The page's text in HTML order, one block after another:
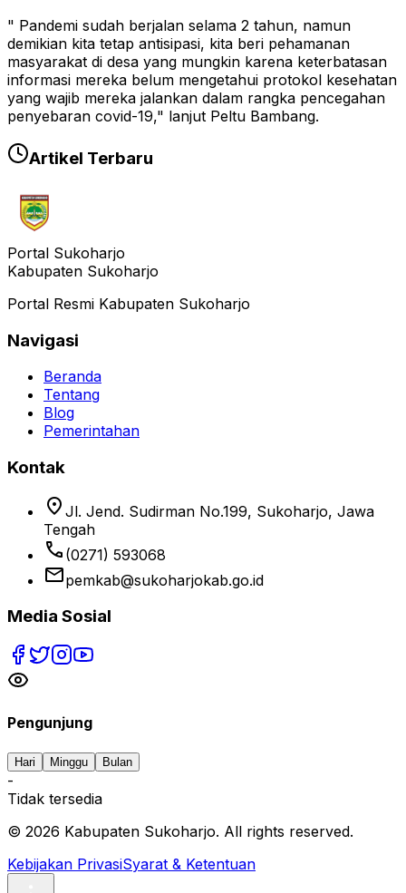
" Pandemi sudah berjalan selama 2 tahun, namun
demikian kita tetap antisipasi, kita beri pehamanan
masyarakat di desa yang mungkin karena keterbatasan
informasi mereka belum mengetahui protokol kesehatan
yang wajib mereka jalankan dalam rangka pencegahan
penyebaran covid-19," lanjut Peltu Bambang.
Artikel Terbaru
Portal Sukoharjo
Kabupaten Sukoharjo
Portal Resmi Kabupaten Sukoharjo
Navigasi
Beranda
Tentang
Blog
Pemerintahan
Kontak
location_on Jl. Jend. Sudirman No.199, Sukoharjo, Jawa
Tengah
phone (0271) 593068
emailpemkab@sukoharjokab.go.id
Media Sosial
Pengunjung
Hari Minggu Bulan
-
Tidak tersedia
© 2026 Kabupaten Sukoharjo. All rights reserved.
Kebijakan PrivasiSyarat & Ketentuan